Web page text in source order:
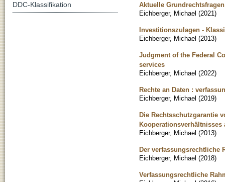
Aktuelle
Eichberger, Michael (2021)
Investitionszulagen -
Eichberger, Michael (2013)
Judgment of the Federal
services
Eichberger, Michael (2022)
Rechte an Daten :
Eichberger, Michael (2019)
Die Rechtsschutzgarantie
Eichberger, Michael (2013)
Der verfassungsrechtliche
Eichberger, Michael (2018)
Verfassungsrechtliche
DDC-Klassifikation